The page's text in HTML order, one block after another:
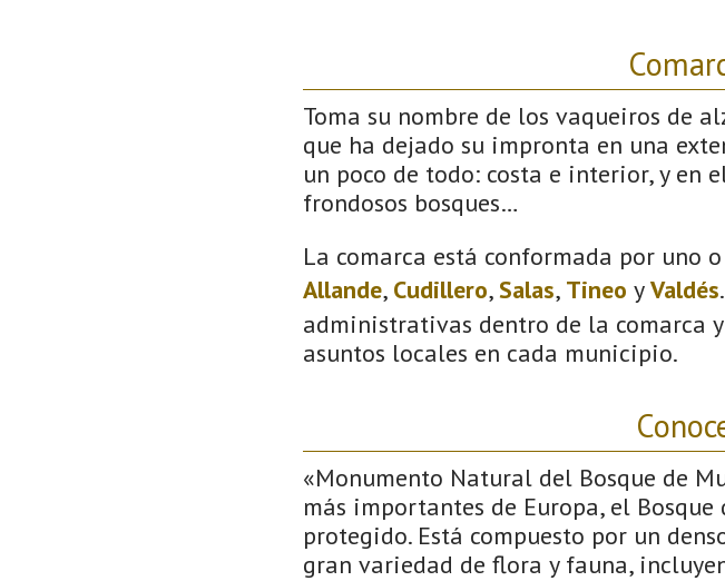
Toma su nombre de los vaqueiros de
que ha dejado su impronta en una
un poco de todo: costa e interior, y en
frondosos bosques…
La comarca está conformada por uno
Allande, Cudillero,Salas, Tineo yValdés
administrativas dentro de la comarca
asuntos locales en cada municipio.
«Monumento Natural del Bosque de
más importantes de Europa, el
protegido. Está compuesto por un
gran variedad de flora y fauna,